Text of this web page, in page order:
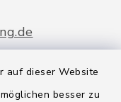
auf dieser Website
besser zu